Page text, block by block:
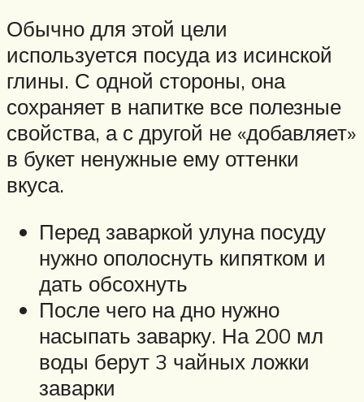
Обычно для этой цели
используется посуда из исинской
глины. С одной стороны, она
сохраняет в напитке все полезные
свойства, а с другой не «добавляет»
в букет ненужные ему оттенки
вкуса.
Перед заваркой улуна посуду
нужно ополоснуть кипятком и
дать обсохнуть
После чего на дно нужно
насыпать заварку. На 200 мл
воды берут 3 чайных ложки
заварки